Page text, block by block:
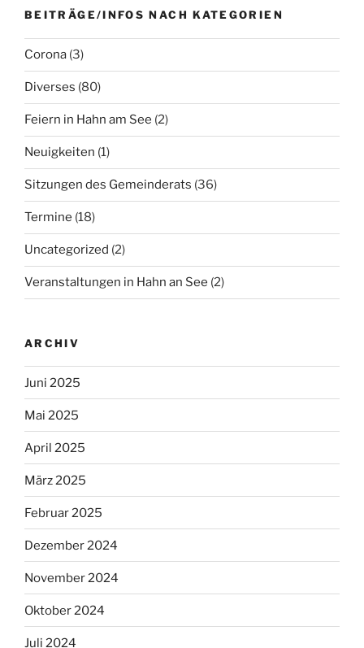
BEITRÄGE/INFOS NACH KATEGORIEN
Corona (3)
Diverses (80)
Feiern in Hahn am See (2)
Neuigkeiten (1)
Sitzungen des Gemeinderats (36)
Termine (18)
Uncategorized (2)
Veranstaltungen in Hahn an See (2)
ARCHIV
Juni 2025
Mai 2025
April 2025
März 2025
Februar 2025
Dezember 2024
November 2024
Oktober 2024
Juli 2024